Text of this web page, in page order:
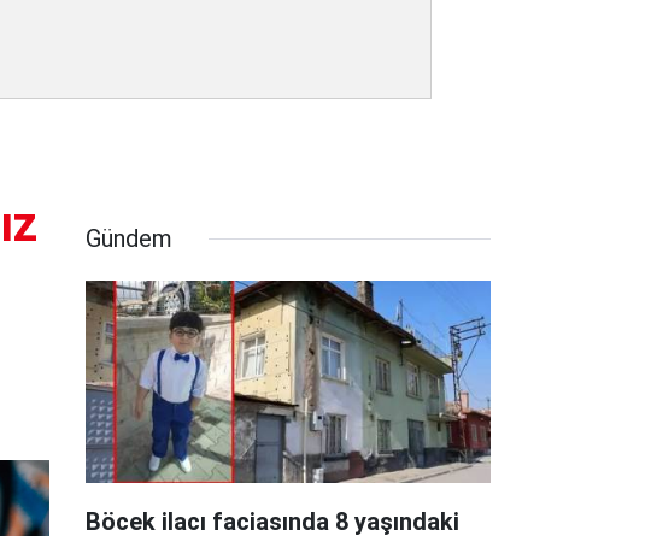
Gündem
Böcek ilacı faciasında 8 yaşındaki